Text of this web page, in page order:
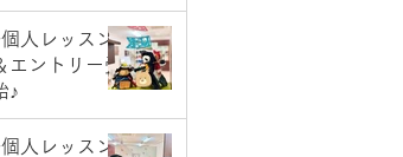
人レッスン
エントリー受
♪
人レッスン